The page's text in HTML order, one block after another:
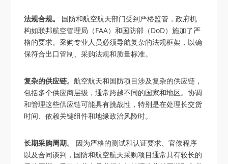
法规合规。
国防和航空航天部门受到严格监管，政府机
构如联邦航空管理局（FAA）和国防部（DoD）施加了严
格的要求。采购专业人员必须导航复杂的法规框架，以确
保符合出口管制、采购法规和质量标准。
复杂的供应链。航空航天和国防项目涉及复杂的供应链，
包括多个供应商层级，通常跨越不同的国家和地区。协调
和管理这些供应链可能具有挑战性，特别是在处理长交货
时间、依赖关键组件和地缘政治风险时。
长期采购周期。
因为严格的测试和认证要求、官僚程序
以及合同谈判，国防和航空航天采购项目通常具有较长的